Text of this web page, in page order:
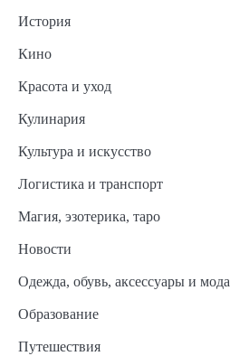
История
Кино
Красота и уход
Кулинария
Культура и искусство
Логистика и транспорт
Магия, эзотерика, таро
Новости
Одежда, обувь, аксессуары и мода
Образование
Путешествия